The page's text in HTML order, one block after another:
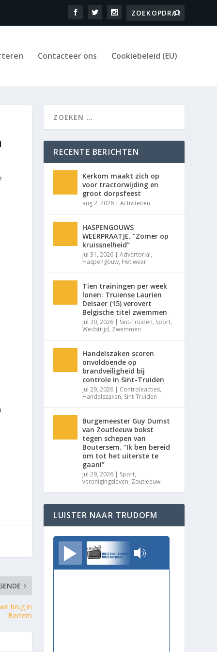
Contacteer ons Cookiebeleid (EU)
brug in
Bertem
RECENTE BERICHTEN
Kerkom maakt zich op
voor tractorwijding en
groot dorpsfeest
aug 2, 2026 |Activiteiten
HASPENGOUWS
WEERPRAATJE. “Zomer op
kruissnelheid”
jul 31, 2026 |Advertorial,
Haspengouw, Het weer
Tien trainingen per week
lonen: Truiense Laurien
Delsaer (15) verovert
Belgische titel zwemmen
jul 30, 2026 | Sint-Truiden, Sport,
Wedstrijd, Zwemmen
Handelszaken scoren
onvoldoende op
brandveiligheid bij
controle in Sint-Truiden
jul 29, 2026 | Controleacties,
Handelszaken, Sint-Truiden
Burgemeester Guy Dumst
van Zoutleeuw bokst
tegen schepen van
Boutersem. “Ik ben bereid
om tot het uiterste te
gaan!”
jul 29, 2026 | Sport,
verenigingsleven, Zoutleeuw
LUISTER NAAR TRUDOFM
TrudoFM